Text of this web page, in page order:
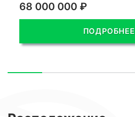
68 000 000 ₽
ПОДРОБНЕЕ